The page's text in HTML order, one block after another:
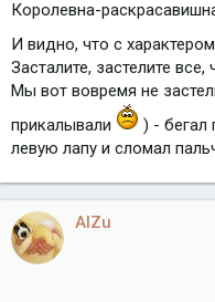
Королевна-
И видно, что с характером
Засталите, застелите
Мы вот вовремя не
прикалывали
) - бегал
левую лапу и сломал
AlZu